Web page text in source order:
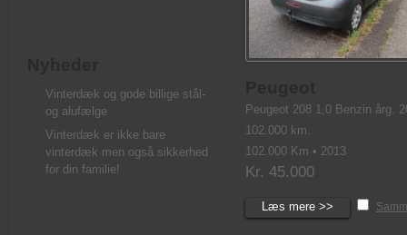
Vinterdæk og gode billige stål-
og alufælge
Vinterdæk er ikke bare
vinterdæk men også sikkerhed
for din familie!
Peugeot 208 1,0 Benzin årg.
102.000 km.
102.000 Km • 2013
Kr. 45.000
Læs mere >>